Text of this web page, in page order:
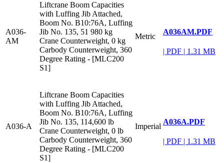
A036-
AM
Liftcrane Boom Capacities
with Luffing Jib Attached,
Boom No. B10:76A, Luffing
Jib No. 135, 51 980 kg
Crane Counterweight, 0 kg
Carbody Counterweight, 360
Degree Rating - [MLC200
S1]
Metric
A036AM.PDF
| PDF | 1.31 MB
A036-A
Liftcrane Boom Capacities
with Luffing Jib Attached,
Boom No. B10:76A, Luffing
Jib No. 135, 114,600 lb
Crane Counterweight, 0 lb
Carbody Counterweight, 360
Degree Rating - [MLC200
S1]
Imperial
A036A.PDF
| PDF | 1.31 MB